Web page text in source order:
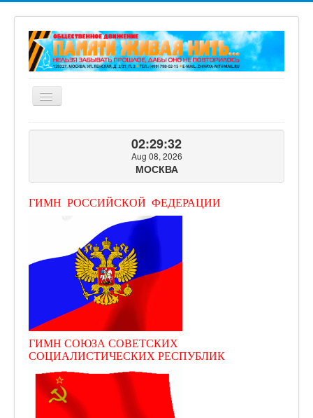
Включить/
выключить
ГЛАВНАЯ
ВИДЕОГАЛЕРЕЯ
КНИГИ ПРОЕКТА
КОНТАКТЫ
02:29:34
Aug 08, 2026
МОСКВА
ГИМН РОССИЙСКОЙ ФЕДЕРАЦИИ
ГИМН СОЮЗА СОВЕТСКИХ
СОЦИАЛИСТИЧЕСКИХ РЕСПУБЛИК